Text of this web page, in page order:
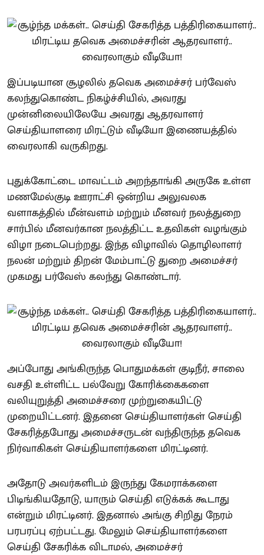
இப்படியான சூழலில் தவெக அமைச்சர் பர்வேஸ்
கலந்துகொண்ட நிகழ்ச்சியில், அவரது
முன்னிலையிலேயே அவரது ஆதரவாளர்
செய்தியாளரை மிரட்டும் வீடியோ இணையத்தில்
வைரலாகி வருகிறது.
புதுக்கோட்டை மாவட்டம் அறந்தாங்கி அருகே உள்ள
மணமேல்குடி ஊராட்சி ஒன்றிய அலுவலக
வளாகத்தில் மீன்வளம் மற்றும் மீனவர் நலத்துறை
சார்பில் மீனவர்கான நலத்திட்ட உதவிகள் வழங்கும்
விழா நடைபெற்றது. இந்த விழாவில் தொழிலாளர்
நலன் மற்றும் திறன் மேம்பாட்டு துறை அமைச்சர்
முகமது பர்வேஸ் கலந்து கொண்டார்.
அப்போது அங்கிருந்த பொதுமக்கள் குடிநீர், சாலை
வசதி உள்ளிட்ட பல்வேறு கோரிக்கைகளை
வலியுறுத்தி அமைச்சரை முற்றுகையிட்டு
முறையிட்டனர். இதனை செய்தியாளர்கள் செய்தி
சேகரித்தபோது அமைச்சருடன் வந்திருந்த தவெக
நிர்வாகிகள் செய்தியாளர்களை மிரட்டினர்.
அதோடு அவர்களிடம் இருந்து கேமராக்களை
பிடிங்கியதோடு, யாரும் செய்தி எடுக்கக் கூடாது
என்றும் மிரட்டினர். இதனால் அங்கு சிறிது நேரம்
பரபரப்பு ஏற்பட்டது. மேலும் செய்தியாளர்களை
செய்தி சேகரிக்க விடாமல், அமைச்சர்